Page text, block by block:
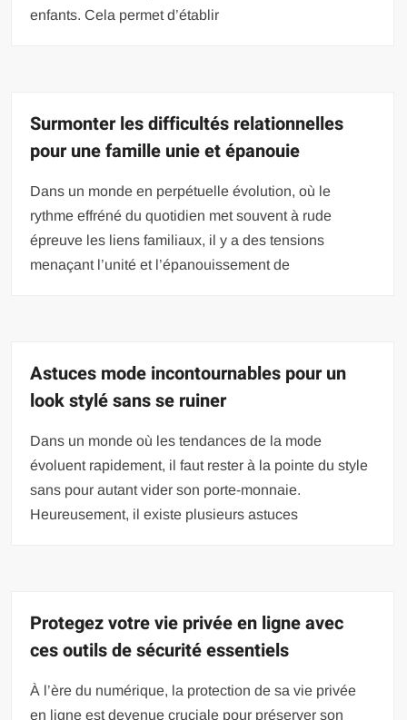
enfants. Cela permet d’établir
Surmonter les difficultés relationnelles
pour une famille unie et épanouie
Dans un monde en perpétuelle évolution, où le
rythme effréné du quotidien met souvent à rude
épreuve les liens familiaux, il y a des tensions
menaçant l’unité et l’épanouissement de
Astuces mode incontournables pour un
look stylé sans se ruiner
Dans un monde où les tendances de la mode
évoluent rapidement, il faut rester à la pointe du style
sans pour autant vider son porte-monnaie.
Heureusement, il existe plusieurs astuces
Protegez votre vie privée en ligne avec
ces outils de sécurité essentiels
À l’ère du numérique, la protection de sa vie privée
en ligne est devenue cruciale pour préserver son